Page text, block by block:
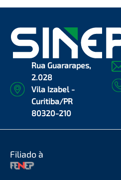
Rua Guararapes,
2.028
Vila Izabel -
Curitiba/PR
80320-210
Filiado à